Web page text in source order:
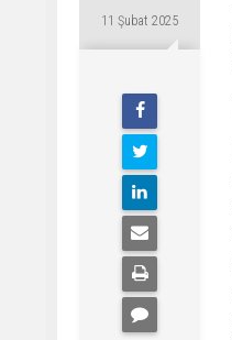
11 Şubat 2025